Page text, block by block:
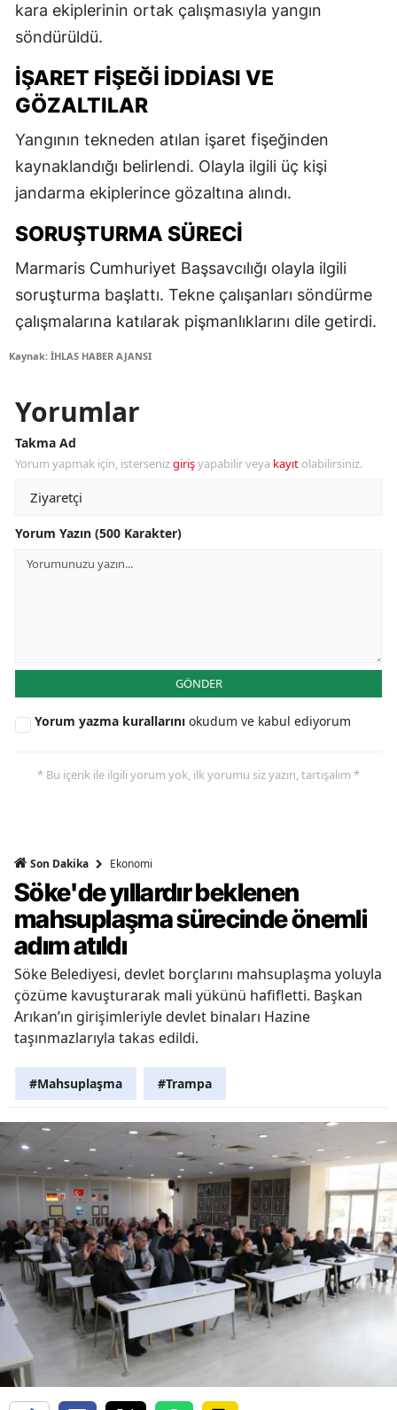
kara ekiplerinin ortak çalışmasıyla yangın
söndürüldü.
İŞARET FIŞEĞI İDDIASI VE
GÖZALTILAR
Yangının tekneden atılan işaret fişeğinden
kaynaklandığı belirlendi. Olayla ilgili üç kişi
jandarma ekiplerince gözaltına alındı.
SORUŞTURMA SÜRECI
Marmaris Cumhuriyet Başsavcılığı olayla ilgili
soruşturma başlattı. Tekne çalışanları söndürme
çalışmalarına katılarak pişmanlıklarını dile getirdi.
Kaynak: İHLAS HABER AJANSI
Yorumlar
Takma Ad
Yorum yapmak için, istersenizgirişyapabilir veya kayıt olabilirsiniz.
Yorum Yazın (500 Karakter)
GÖNDER
Yorum yazma kurallarını okudum ve kabul ediyorum
* Bu içerik ile ilgili yorum yok, ilk yorumu siz yazın, tartışalım *
Son Dakika Ekonomi
Söke'de yıllardır beklenen
mahsuplaşma sürecinde önemli
adım atıldı
Söke Belediyesi, devlet borçlarını mahsuplaşma yoluyla
çözüme kavuşturarak mali yükünü hafifletti. Başkan
Arıkan’ın girişimleriyle devlet binaları Hazine
taşınmazlarıyla takas edildi.
#Mahsuplaşma #Trampa